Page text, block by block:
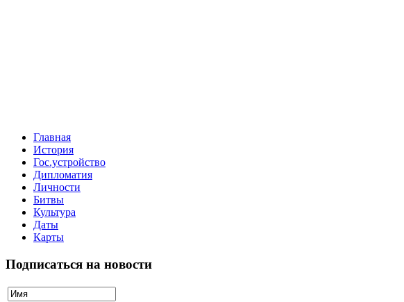
Главная
История
Гос.устройство
Дипломатия
Личности
Битвы
Культура
Даты
Карты
Подписаться на новости